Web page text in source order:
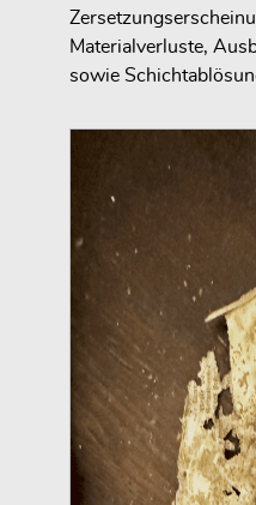
Materialverluste,
sowie